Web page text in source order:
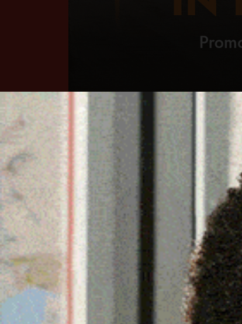
Home Ozieri Territorio
MUROS, AL VIA LA
PUBBLICO DI
24 Gennaio 2025, 19:18